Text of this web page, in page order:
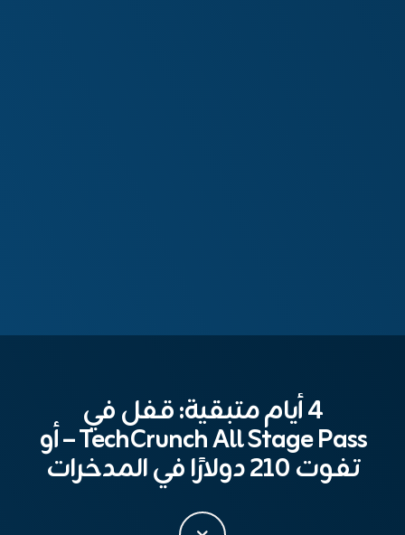
4 أيام متبقية: قفل في
TechCrunch All Stage Pass – أو
تفوت 210 دولارًا في المدخرات